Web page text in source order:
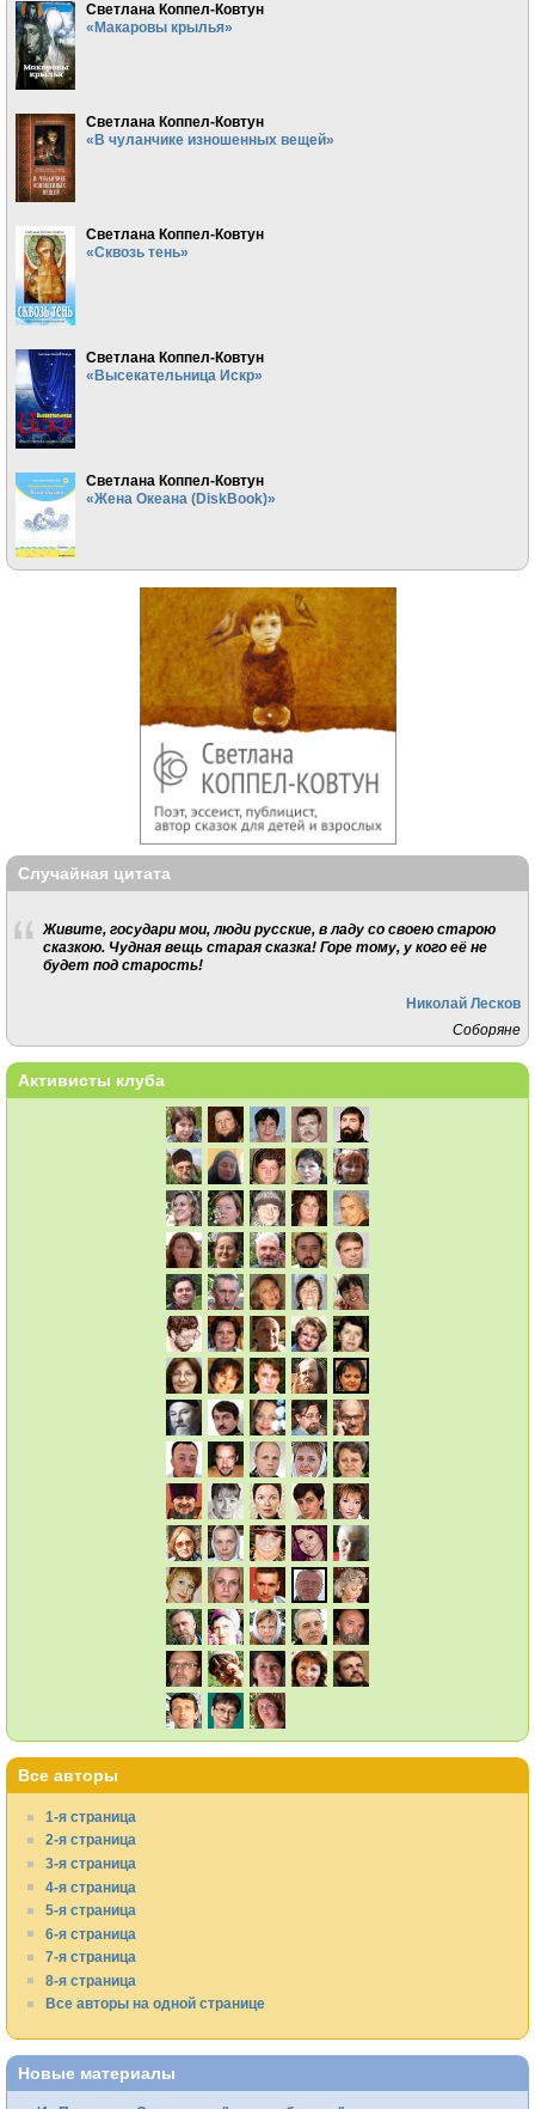
Светлана Коппел-Ковтун
«Макаровы крылья»
Светлана Коппел-Ковтун
«В чуланчике изношенных вещей»
Светлана Коппел-Ковтун
«Сквозь тень»
Светлана Коппел-Ковтун
«Высекательница Искр»
Светлана Коппел-Ковтун
«Жена Океана (DiskBook)»
Случайная цитата
Живите, государи мои, люди русские, в ладу со своею старою
сказкою. Чудная вещь старая сказка! Горе тому, у кого её не
будет под старость!
Николай Лесков
Соборяне
Активисты клуба
Все авторы
1-я страница
2-я страница
3-я страница
4-я страница
5-я страница
6-я страница
7-я страница
8-я страница
Все авторы на одной странице
Новые материалы